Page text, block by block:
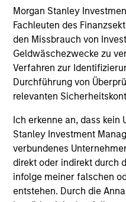
Morgan Stanley
Fachleuten des
den Missbrauch von
Geldwäschezwecke zu
Verfahren zur
Durchführung von
relevanten
Ich erkenne an, dass kein
Stanley Investment
verbundenes
direkt oder indirekt durch
infolge meiner falschen
entstehen. Durch die
Wertentwicklung. Die
Performanceangaben
Nettoinventarwerte
Performance- und
Morgan Stanley
Performanceangaben
die sorgfältig zu lesen
Mit Wirkung zum 2.
Eaton Vance
in Morgan Stanley